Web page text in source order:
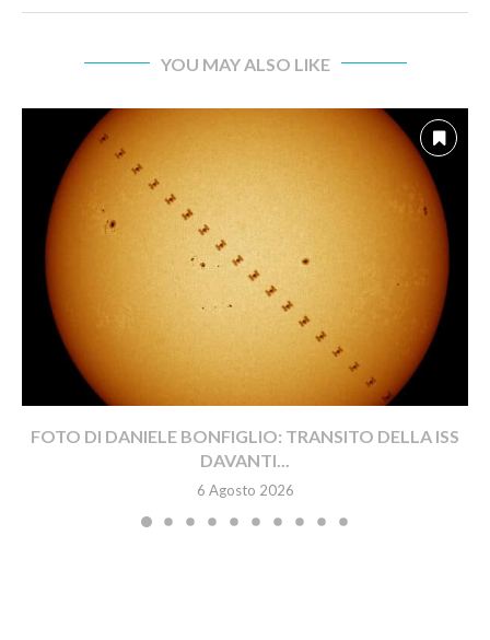
YOU MAY ALSO LIKE
FOTO DI DANIELE BONFIGLIO: TRANSITO DELLA ISS
DAVANTI...
6 Agosto 2026